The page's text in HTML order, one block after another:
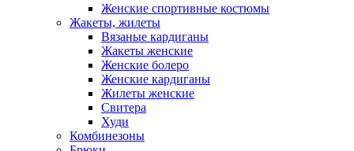
Женские спортивные костюмы
Жакеты, жилеты
Вязаные кардиганы
Жакеты женские
Женские болеро
Женские кардиганы
Жилеты женские
Свитера
Худи
Комбинезоны